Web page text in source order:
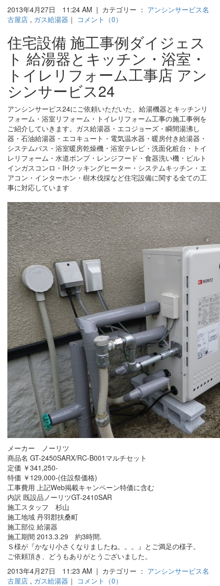
2013年4月27日 11:24 AM | カテゴリー ： アンシンサービス名
古屋店 , ガス給湯器 ｜ コメント（0）
住宅設備 施工事例ダイジェス
ト 給湯器とキッチン・浴室・
トイレリフォーム工事店 アン
シンサービス24
アンシンサービス24にご依頼いただいた、給湯機器とキッチンリ
フォーム・浴室リフォーム・トイレリフォーム工事の施工事例を
ご紹介していきます。ガス給湯器・エコジョーズ・瞬間湯沸し
器・石油給湯器・エコキュート・電気温水器・暖房付き給湯器・
システムバス・浴室暖房乾燥機・浴室テレビ・洗面化粧台・トイ
レリフォーム・水道ポンプ・レンジフード・食器洗い機・ビルト
インガスコンロ・IHクッキングヒーター・システムキッチン・エ
アコン・インターホン・樹木伐採など住宅設備に関する全ての工
事に対応しています
メーカー ノーリツ
商品名 GT-2450SARX/RC-B001マルチセット
定価 ￥341,250-
特価 ￥129,000-(住設祭価格)
工事費用 上記Web掲載キャンペーン特価に含む
内訳 既設品ノーリツGT-2410SAR
施工スタッフ 杉山
施工地域 丹羽郡扶桑町
施工部位 給湯器
施工期間 2013.3.29 約3時間.
Ｓ様が『かなり小さくなりましたね。。。』とご満足の様子。
ご依頼頂き、どうもありがとうございました。
2013年4月27日 11:23 AM | カテゴリー ： アンシンサービス名
古屋店 , ガス給湯器 ｜ コメント（0）